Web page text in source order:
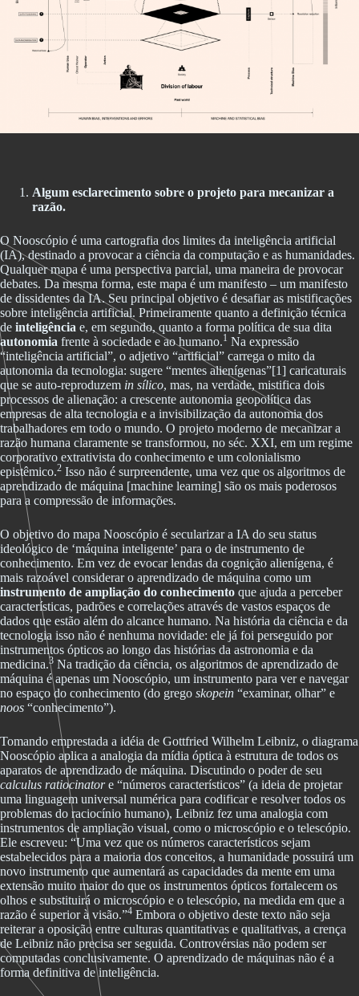
Algum esclarecimento sobre o projeto para mecanizar a
razão.
O Nooscópio é uma cartografia dos limites da inteligência artificial
(IA), destinado a provocar a ciência da computação e as humanidades.
Qualquer mapa é uma perspectiva parcial, uma maneira de provocar
debates. Da mesma forma, este mapa é um manifesto – um manifesto
de dissidentes da IA. Seu principal objetivo é desafiar as mistificações
sobre inteligência artificial. Primeiramente quanto a definição técnica
de inteligência e, em segundo, quanto a forma política de sua dita
autonomia frente à sociedade e ao humano.1 Na expressão
“inteligência artificial”, o adjetivo “artificial” carrega o mito da
autonomia da tecnologia: sugere “mentes alienígenas”[1] caricaturais
que se auto-reproduzem in sílico, mas, na verdade, mistifica dois
processos de alienação: a crescente autonomia geopolítica das
empresas de alta tecnologia e a invisibilização da autonomia dos
trabalhadores em todo o mundo. O projeto moderno de mecanizar a
razão humana claramente se transformou, no séc. XXI, em um regime
corporativo extrativista do conhecimento e um colonialismo
epistêmico.2 Isso não é surpreendente, uma vez que os algoritmos de
aprendizado de máquina [machine learning] são os mais poderosos
para a compressão de informações.
O objetivo do mapa Nooscópio é secularizar a IA do seu status
ideológico de ‘máquina inteligente’ para o de instrumento de
conhecimento. Em vez de evocar lendas da cognição alienígena, é
mais razoável considerar o aprendizado de máquina como um
instrumento de ampliação do conhecimento que ajuda a perceber
características, padrões e correlações através de vastos espaços de
dados que estão além do alcance humano. Na história da ciência e da
tecnologia isso não é nenhuma novidade: ele já foi perseguido por
instrumentos ópticos ao longo das histórias da astronomia e da
medicina.3 Na tradição da ciência, os algoritmos de aprendizado de
máquina é apenas um Nooscópio, um instrumento para ver e navegar
no espaço do conhecimento (do grego skopein “examinar, olhar” e
noos “conhecimento”).
Tomando emprestada a idéia de Gottfried Wilhelm Leibniz, o diagrama
Nooscópio aplica a analogia da mídia óptica à estrutura de todos os
aparatos de aprendizado de máquina. Discutindo o poder de seu
calculus ratiocinatore “números característicos” (a ideia de projetar
uma linguagem universal numérica para codificar e resolver todos os
problemas do raciocínio humano), Leibniz fez uma analogia com
instrumentos de ampliação visual, como o microscópio e o telescópio.
Ele escreveu: “Uma vez que os números característicos sejam
estabelecidos para a maioria dos conceitos, a humanidade possuirá um
novo instrumento que aumentará as capacidades da mente em uma
extensão muito maior do que os instrumentos ópticos fortalecem os
olhos e substituirá o microscópio e o telescópio, na medida em que a
razão é superior à visão.”4 Embora o objetivo deste texto não seja
reiterar a oposição entre culturas quantitativas e qualitativas, a crença
de Leibniz não precisa ser seguida. Controvérsias não podem ser
computadas conclusivamente. O aprendizado de máquinas não é a
forma definitiva de inteligência.